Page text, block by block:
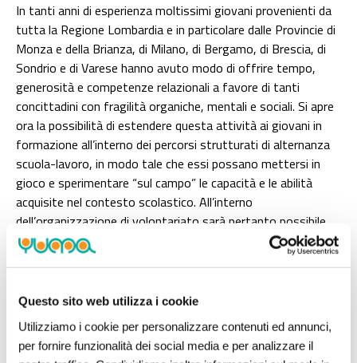
Questo sito web utilizza i cookie
Utilizziamo i cookie per personalizzare contenuti ed annunci,
per fornire funzionalità dei social media e per analizzare il
In tanti anni di esperienza moltissimi giovani provenienti da
tutta la Regione Lombardia e in particolare dalle Provincie di
Monza e della Brianza, di Milano, di Bergamo, di Brescia, di
Sondrio e di Varese hanno avuto modo di offrire tempo,
generosità e competenze relazionali a favore di tanti
concittadini con fragilità organiche, mentali e sociali. Si apre
ora la possibilità di estendere questa attività ai giovani in
formazione all’interno dei percorsi strutturati di alternanza
scuola-lavoro, in modo tale che essi possano mettersi in
gioco e sperimentare “sul campo” le capacità e le abilità
acquisite nel contesto scolastico. All’interno
dell’organizzazione di volontariato sarà pertanto possibile
spendersi in attività in linea col proprio indirizzo
professionale. Vorremmo cioè affiancare al consueto
studio e di formazione di area alberghiera e psico-socio-
pedagogica.